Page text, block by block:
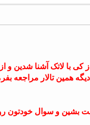
با لاتک آشنا شدین و
همین تالار مراجعه
بشین و سوال خودتون